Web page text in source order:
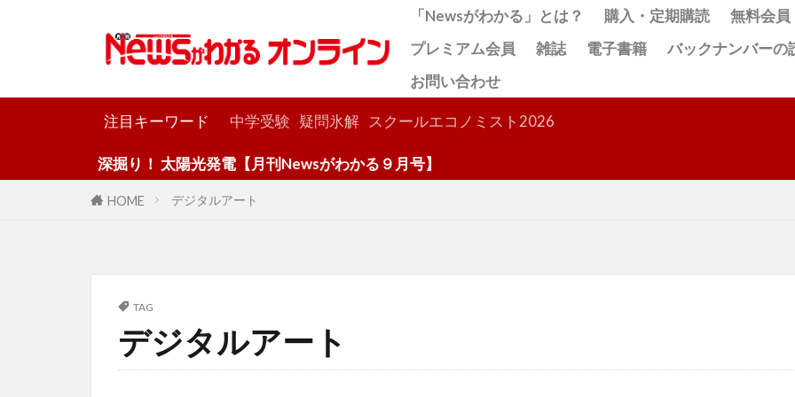
「Newsがわかる」とは？ 購入・定期購読
無料会員
プレミアム会員
雑誌 電子書籍
バックナンバーの
お問い合わせ
注目キーワード 中学受験 疑問氷解 スクールエコノミスト2026
深掘り！ 太陽光発電【月刊Newsがわかる９月号】
HOME デジタルアート
TAG
デジタルアート
検索